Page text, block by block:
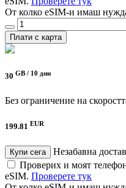
От колко eSIM-и имаш
Плати с карта
30 GB / 10 дни
Без ограничение на
199.81 EUR
Купи сега
Незабавна
Проверих и моят
eSIM. Проверете тук